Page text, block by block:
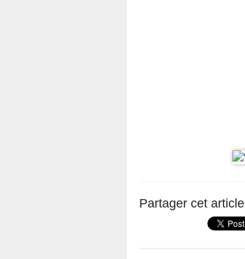
Partager cet article